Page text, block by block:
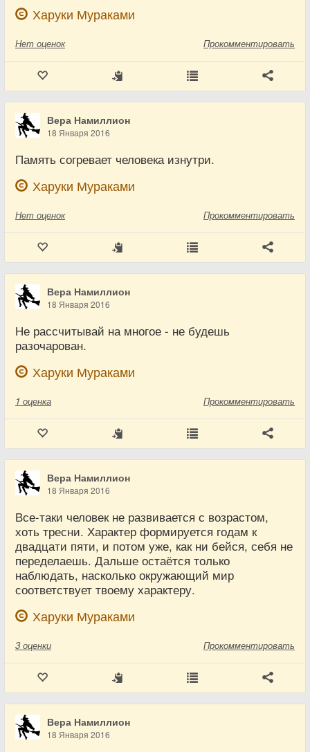
Харуки Мураками
Нет оценок Прокомментировать
Вера Намиллион
18 Января 2016
Память согревает человека изнутри.
Харуки Мураками
Нет оценок Прокомментировать
Вера Намиллион
18 Января 2016
Не рассчитывай на многое - не будешь
разочарован.
Харуки Мураками
1 оценка Прокомментировать
Вера Намиллион
18 Января 2016
Все-таки человек не развивается с возрастом,
хоть тресни. Характер формируется годам к
двадцати пяти, и потом уже, как ни бейся, себя не
переделаешь. Дальше остаётся только
наблюдать, насколько окружающий мир
соответствует твоему характеру.
Харуки Мураками
3 оценки Прокомментировать
Вера Намиллион
18 Января 2016